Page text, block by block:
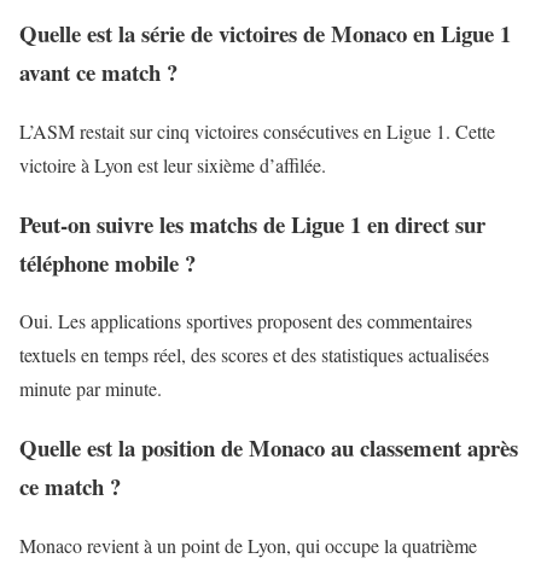
Quelle est la série de victoires de Monaco en Ligue 1
avant ce match ?
L’ASM restait sur cinq victoires consécutives en Ligue 1. Cette
victoire à Lyon est leur sixième d’affilée.
Peut-on suivre les matchs de Ligue 1 en direct sur
téléphone mobile ?
Oui. Les applications sportives proposent des commentaires
textuels en temps réel, des scores et des statistiques actualisées
minute par minute.
Quelle est la position de Monaco au classement après
ce match ?
Monaco revient à un point de Lyon, qui occupe la quatrième